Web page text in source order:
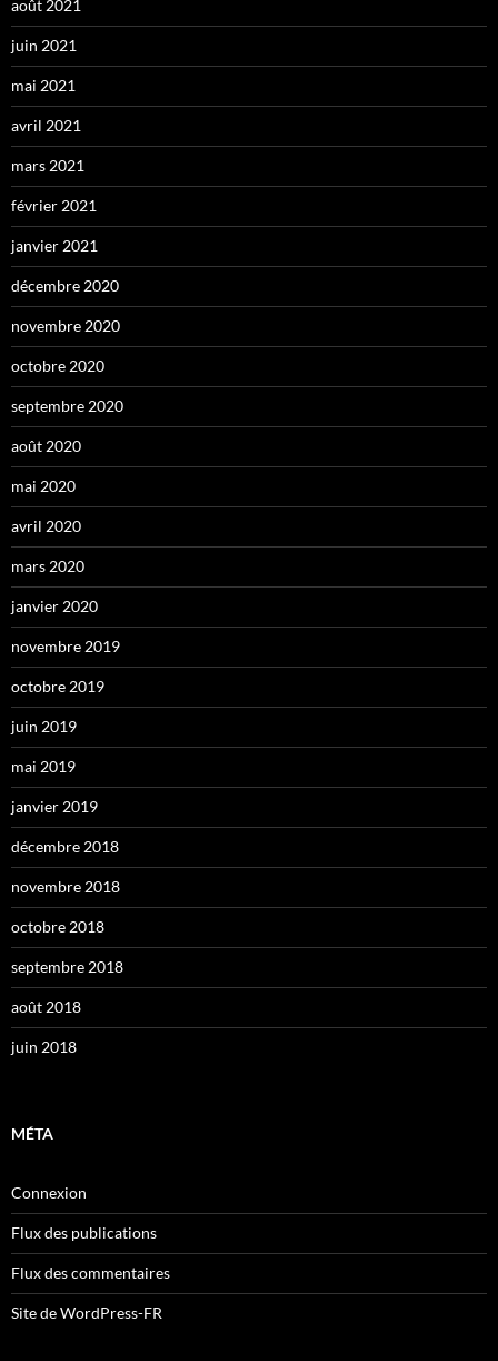
août 2021
juin 2021
mai 2021
avril 2021
mars 2021
février 2021
janvier 2021
décembre 2020
novembre 2020
octobre 2020
septembre 2020
août 2020
mai 2020
avril 2020
mars 2020
janvier 2020
novembre 2019
octobre 2019
juin 2019
mai 2019
janvier 2019
décembre 2018
novembre 2018
octobre 2018
septembre 2018
août 2018
juin 2018
MÉTA
Connexion
Flux des publications
Flux des commentaires
Site de WordPress-FR